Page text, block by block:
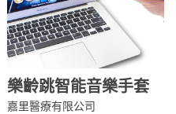
樂齡跳智能音樂手套
嘉里醫療有限公司